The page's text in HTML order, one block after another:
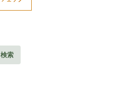
検索